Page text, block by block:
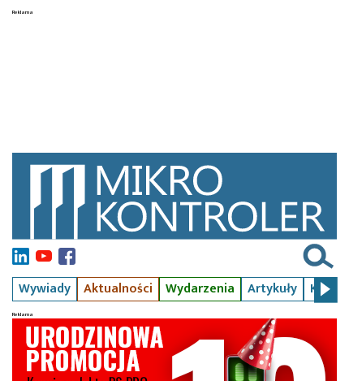
Wywiady Aktualności Wydarzenia Artykuły Kursy